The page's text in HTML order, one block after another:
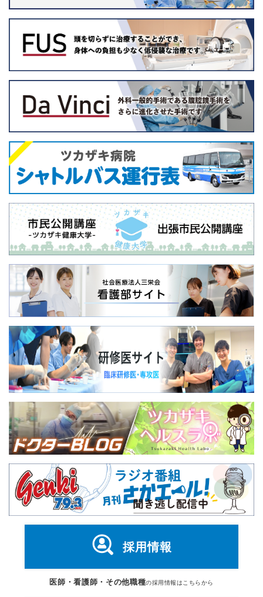
採用情報
医師・看護師・その他職種の採用情報はこちらから